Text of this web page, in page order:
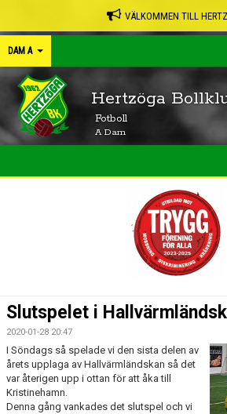
VÄLKOMMEN TILL
DAM A
Hertzöga
Fotboll
A Dam
TRUPPEN
BILDGALLERI
DOKUMENT
Slutspelet i
2020-01-28 20:47
I Söndags så spelade vi den sista delen av
årets upplaga av Hallvärmländskan så det
var återigen upp i ottan för att åka till
Kristinehamn.
Denna gång vankades det slutspel och vi